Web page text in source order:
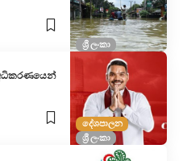
ශ්‍රී ලංකා
දේශපාලන
ශ්‍රී ලංකා